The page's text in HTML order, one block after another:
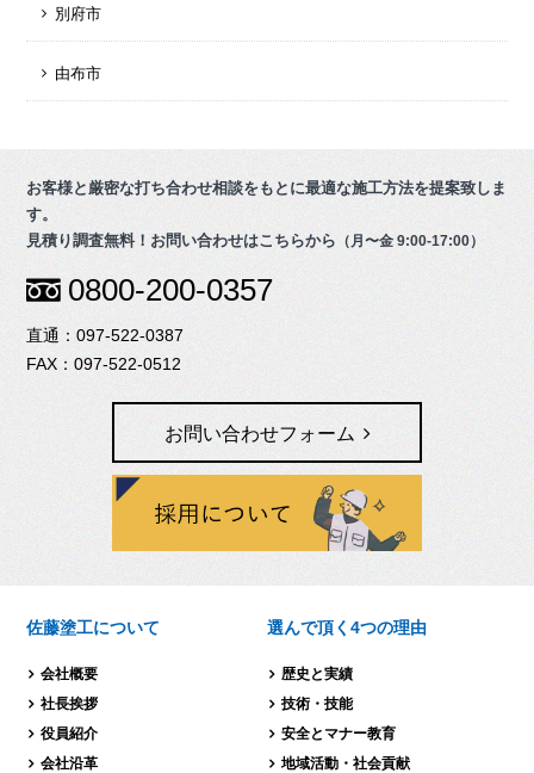
別府市
由布市
お客様と厳密な打ち合わせ相談をもとに最適な施工方法を提案致しま
す。
見積り調査無料！お問い合わせはこちらから （月〜金 9:00-17:00）
0800-200-0357
097-522-0387
097-522-0512
お問い合わせフォーム
佐藤塗工について
会社概要
社長挨拶
役員紹介
会社沿革
選んで頂く4つの理由
歴史と実績
技術・技能
安全とマナー教育
地域活動・社会貢献